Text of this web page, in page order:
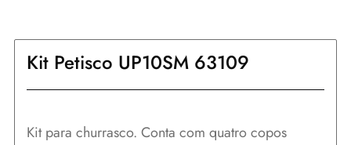
Kit Petisco UP10SM 63109
Kit para churrasco. Conta com quatro copos